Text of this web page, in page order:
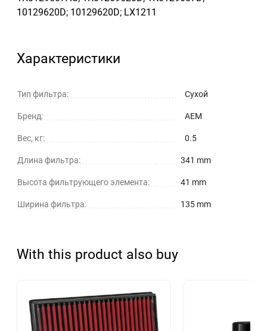
10129620D; 10129620D; LX1211
Характеристики
Тип фильтра: Сухой
Бренд: AEM
Вес, кг: 0.5
Длина фильтра: 341 mm
Высота фильтрующего элемента: 41 mm
Ширина фильтра: 135 mm
With this product also buy